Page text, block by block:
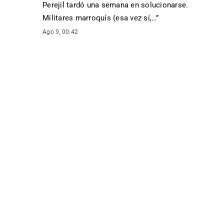
Perejil tardó una semana en solucionarse.
Militares marroquís (esa vez sí,…”
Ago 9, 00:42